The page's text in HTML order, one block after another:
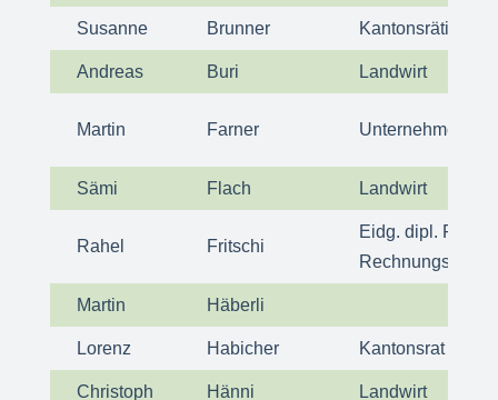
Susanne Brunner Kantonsrätin
Andreas Buri Landwirt
Martin Farner Unternehmer/ 2.
Sämi Flach Landwirt
Rahel Fritschi
Eidg. dipl.
Martin Häberli
Lorenz Habicher Kantonsrat
Christoph Hänni Landwirt